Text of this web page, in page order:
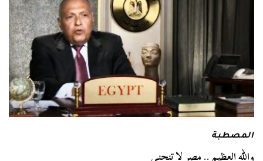
المصطبة
والله العظيم .. مصر لا تنحني